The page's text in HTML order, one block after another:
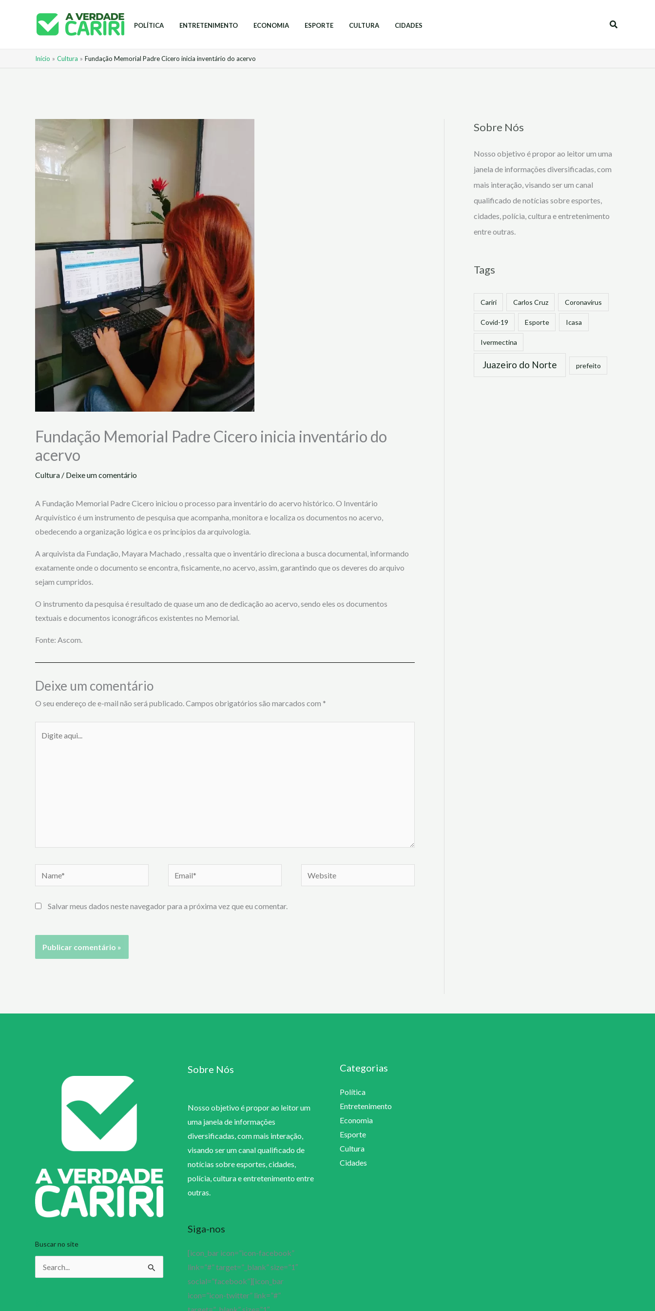
POLÍTICA ENTRETENIMENTO ECONOMIA ESPORTE CULTURA CIDADES Pesquisar
Início Cultura Fundação Memorial Padre Cicero inicia inventário do acervo
Fundação Memorial Padre Cicero inicia inventário do
acervo
Cultura / Deixe um comentário
A Fundação Memorial Padre Cicero iniciou o processo para inventário do acervo histórico. O Inventário
Arquivístico é um instrumento de pesquisa que acompanha, monitora e localiza os documentos no acervo,
obedecendo a organização lógica e os princípios da arquivologia.
A arquivista da Fundação, Mayara Machado , ressalta que o inventário direciona a busca documental, informando
exatamente onde o documento se encontra, fisicamente, no acervo, assim, garantindo que os deveres do arquivo
sejam cumpridos.
O instrumento da pesquisa é resultado de quase um ano de dedicação ao acervo, sendo eles os documentos
textuais e documentos iconográficos existentes no Memorial.
Fonte: Ascom.
Deixe um comentário
O seu endereço de e-mail não será publicado.Campos obrigatórios são marcados com *
aqui...
Name* Email* Website
Salvar meus dados neste navegador para a próxima vez que eu comentar.
Sobre Nós
Nosso objetivo é propor ao leitor um uma
janela de informações diversificadas, com
mais interação, visando ser um canal
qualificado de notícias sobre esportes,
cidades, polícia, cultura e entretenimento
entre outras.
Tags
Cariri Carlos Cruz Coronavírus
Covid-19 Esporte Icasa
Ivermectina
Juazeiro do Norte prefeito
Buscar no site
Pesquisar
Sobre Nós
Nosso objetivo é propor ao leitor um
uma janela de informações
diversificadas, com mais interação,
visando ser um canal qualificado de
notícias sobre esportes, cidades,
polícia, cultura e entretenimento entre
outras.
Siga-nos
[icon_bar icon=”icon-facebook”
link=”#” target=”_blank” size=”1″
social=”facebook”][icon_bar
icon=”icon-twitter” link=”#”
target=”_blank” size=”1″
Categorias
Política
Entretenimento
Economia
Esporte
Cultura
Cidades